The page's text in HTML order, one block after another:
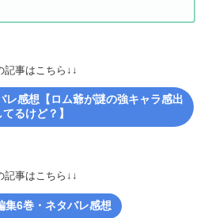
記事はこちら↓↓
レ感想【ロム爺が謎の強キャラ感出
てるけど？】
記事はこちら↓↓
集6巻・ネタバレ感想